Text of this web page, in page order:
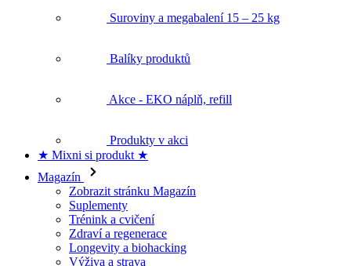
Magazín
Zobrazit stránku Magazín
Suplementy
Trénink a cvičení
Zdraví a regenerace
Longevity a biohacking
Výživa a strava
Fitness recepty
Doprava a platba